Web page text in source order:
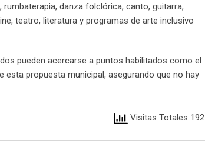
danza folclórica, canto, guitarra,
teatro, literatura y programas de arte inclusivo
pueden acercarse a puntos habilitados como el
esta propuesta municipal, asegurando que no hay
Visitas Totales 192